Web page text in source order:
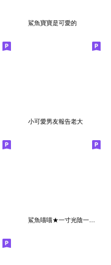
鯊魚寶寶是可愛的
小可愛男友報告老大
鯊魚喵喵★一寸光陰一寸金,馬上躺好給我親